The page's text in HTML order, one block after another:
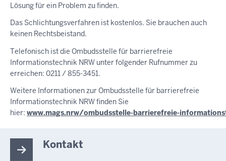
Lösung für ein Problem zu finden.
Das Schlichtungsverfahren ist kostenlos. Sie brauchen auch
keinen Rechtsbeistand.
Telefonisch ist die Ombudsstelle für barrierefreie
Informationstechnik NRW unter folgender Rufnummer zu
erreichen: 0211 / 855-3451.
Weitere Informationen zur Ombudsstelle für barrierefreie
Informationstechnik NRW finden Sie
hier: www.mags.nrw/ombudsstelle-barrierefreie-
Kontakt